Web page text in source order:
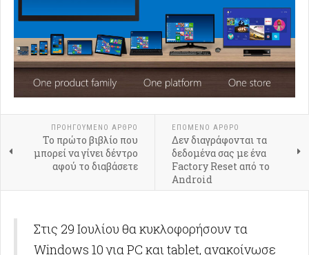
ΠΡΟΗΓΟΎΜΕΝΟ ΑΡΘΡΟ
Το πρώτο βιβλίο που
μπορεί να γίνει δέντρο
αφού το διαβάσετε
ΕΠΟΜΕΝΟ ΑΡΘΡΟ
Δεν διαγράφονται τα
δεδομένα σας με ένα
Factory Reset από το
Android
Στις 29 Ιουλίου θα κυκλοφορήσουν τα
Windows 10 για PC και tablet, ανακοίνωσε